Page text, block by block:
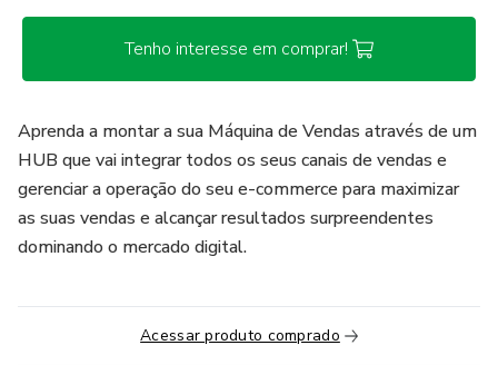
Tenho interesse em comprar!
Aprenda a montar a sua Máquina de Vendas através de um
HUB que vai integrar todos os seus canais de vendas e
gerenciar a operação do seu e-commerce para maximizar
as suas vendas e alcançar resultados surpreendentes
dominando o mercado digital.
Acessar produto comprado